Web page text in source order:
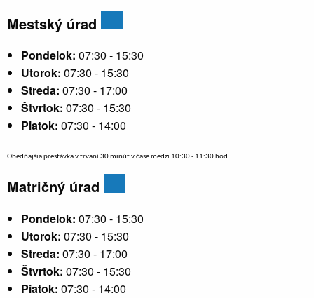
Mestský úrad
Pondelok: 07:30 - 15:30
Utorok: 07:30 - 15:30
Streda: 07:30 - 17:00
Štvrtok: 07:30 - 15:30
Piatok: 07:30 - 14:00
Obedňajšia prestávka v trvaní 30 minút v čase medzi 10:30 - 11:30 hod.
Matričný úrad
Pondelok: 07:30 - 15:30
Utorok: 07:30 - 15:30
Streda: 07:30 - 17:00
Štvrtok: 07:30 - 15:30
Piatok: 07:30 - 14:00